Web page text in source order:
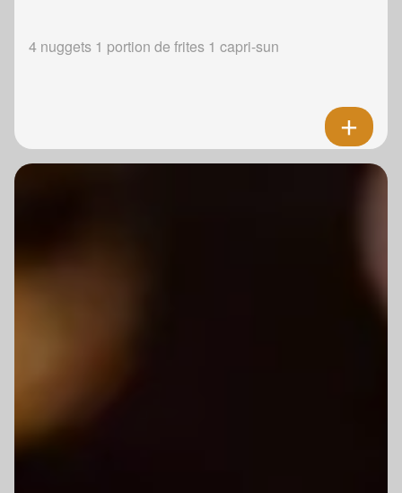
4 nuggets 1 portion de frites 1 capri-sun